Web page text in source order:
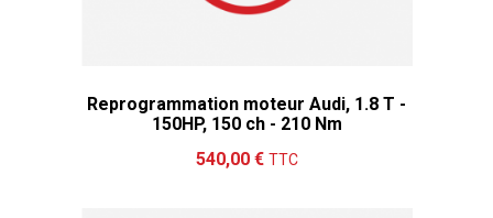
Reprogrammation moteur Audi, 1.8 T -
150HP, 150 ch - 210 Nm
540,00 € TTC